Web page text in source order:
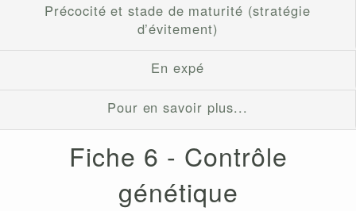
Précocité et stade de maturité (stratégie
d’évitement)
En expé
Pour en savoir plus...
Fiche 6 - Contrôle
génétique